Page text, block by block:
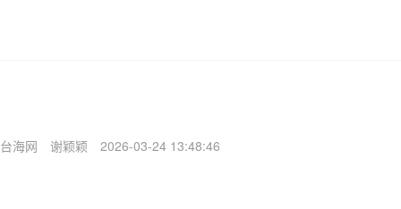
台海网 谢颖颖 2026-03-24 13:48:46